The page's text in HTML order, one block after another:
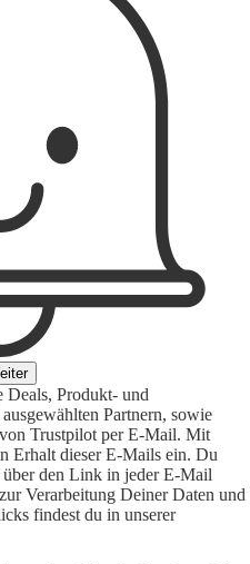
Deals, Produkt- und
Partnern, sowie
Trustpilot per E-Mail. Mit
Erhalt dieser E-Mails ein. Du
den Link in jeder E-Mail
Verarbeitung Deiner Daten und
findest du in unserer